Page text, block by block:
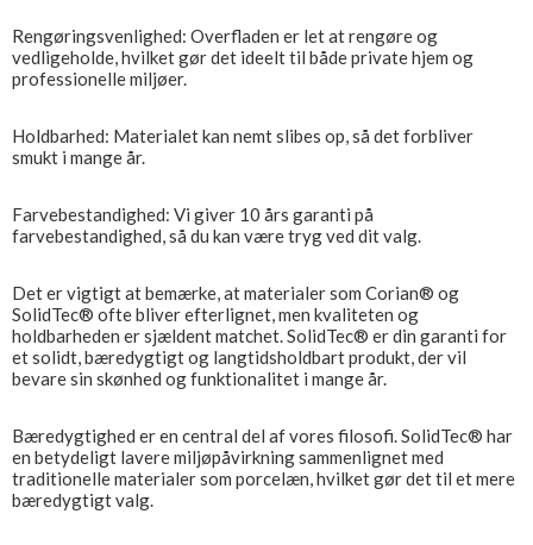
Rengøringsvenlighed: Overfladen er let at rengøre og
vedligeholde, hvilket gør det ideelt til både private hjem og
professionelle miljøer.
Holdbarhed: Materialet kan nemt slibes op, så det forbliver
smukt i mange år.
Farvebestandighed: Vi giver 10 års garanti på
farvebestandighed, så du kan være tryg ved dit valg.
Det er vigtigt at bemærke, at materialer som Corian® og
SolidTec® ofte bliver efterlignet, men kvaliteten og
holdbarheden er sjældent matchet. SolidTec® er din garanti for
et solidt, bæredygtigt og langtidsholdbart produkt, der vil
bevare sin skønhed og funktionalitet i mange år.
Bæredygtighed er en central del af vores filosofi. SolidTec® har
en betydeligt lavere miljøpåvirkning sammenlignet med
traditionelle materialer som porcelæn, hvilket gør det til et mere
bæredygtigt valg.